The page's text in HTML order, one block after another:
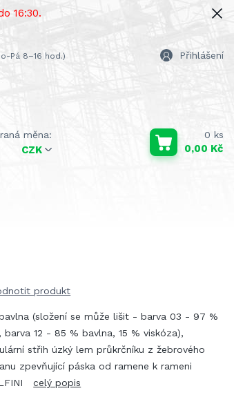
16:30.
CZK
Přihlášení
Pá 8–16 hod.)
0 ks
0,00 Kč
produkt
(složení se může lišit - barva 03 - 97 %
12 - 85 % bavlna, 15 % viskóza),
střih úzký lem průkrčníku z žebrového
zpevňující páska od ramene k rameni
celý popis